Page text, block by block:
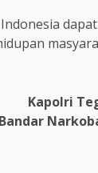
Kapolri
Bandar